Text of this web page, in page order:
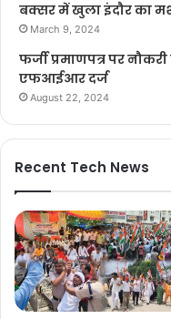
बक्सर में खुला इंदौर का
March 9, 2024
फर्जी प्रमाणपत्र पर
एफआईआर दर्ज
August 22, 2024
Recent Tech News